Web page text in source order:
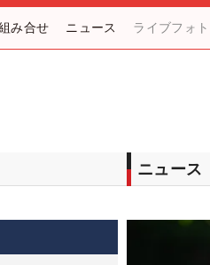
み合せ ニュース ライブフォト
ニュース